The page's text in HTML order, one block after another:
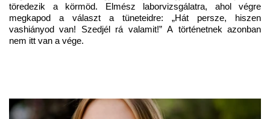
töredezik a körmöd. Elmész laborvizsgálatra, ahol végre
megkapod a választ a tüneteidre: „Hát persze, hiszen
vashiányod van! Szedjél rá valamit!” A történetnek azonban
nem itt van a vége.